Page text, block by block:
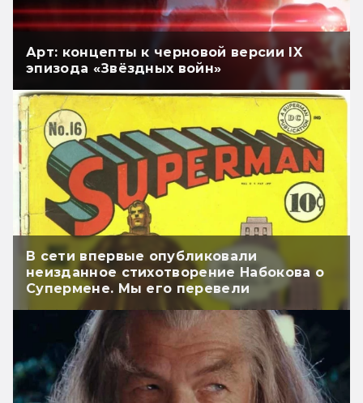
Арт: концепты к черновой версии IX
эпизода «Звёздных войн»
В сети впервые опубликовали
неизданное стихотворение Набокова о
Супермене. Мы его перевели